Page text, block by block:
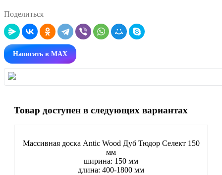
Поделиться
Написать в MAX
Товар доступен в следующих вариантах
Массивная доска Antic Wood Дуб Тюдор Селект 150
мм
ширина: 150 мм
длина: 400-1800 мм